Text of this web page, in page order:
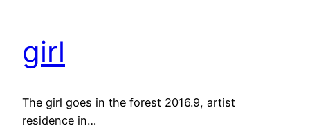
girl
The girl goes in the forest 2016.9, artist
residence in…